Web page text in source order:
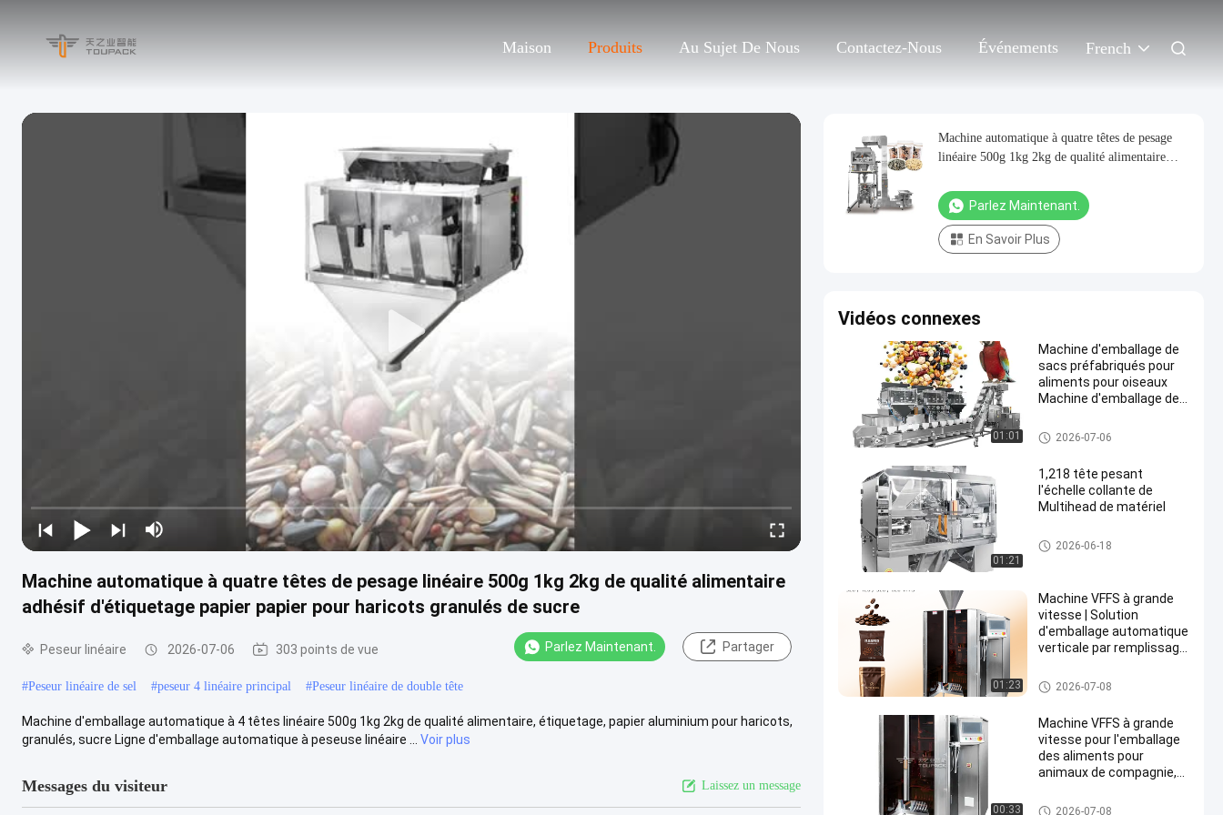
Maison Produits Au Sujet De Nous Contactez-Nous Événements French
Machine automatique à quatre têtes de pesage linéaire 500g 1kg 2kg de qualité alimentaire
adhésif d'étiquetage papier papier pour haricots granulés de sucre
Peseur linéaire 2026-07-06 303 points de vue Parlez Maintenant. Partager
#Peseur linéaire de sel #peseur 4 linéaire principal #Peseur linéaire de double tête
Machine d'emballage automatique à 4 têtes linéaire 500g 1kg 2kg de qualité alimentaire, étiquetage, papier aluminium pour haricots,
granulés, sucre Ligne d'emballage automatique à peseuse linéaire ...
Voir plus
Messages du visiteur Laissez un message
Machine automatique à quatre têtes de pesage
linéaire 500g 1kg 2kg de qualité alimentaire
granulés de sucre
Parlez Maintenant.
En Savoir Plus
Vidéos connexes
01:01
Machine d'emballage de
sacs préfabriqués pour
aliments pour oiseaux
Machine d'emballage de
chats Machine
d'emballage de nourriture
Machine de peseur de Multihe
ad
2026-07-06
01:21
1,218 tête pesant
l'échelle collante de
Multihead de matériel
Peseur linéaire
2026-06-18
01:23
Machine VFFS à grande
vitesse | Solution
d'emballage automatique
verticale par remplissage
et aliments pour animaux
de compagnie
Machine de conditionnement f
açonnage/remplissage/soudu
2026-07-08
00:33
Machine VFFS à grande
vitesse pour l'emballage
des aliments pour
animaux de compagnie,
avec 80 à 200 sacs/min
Machine de conditionnement f
2026-07-08